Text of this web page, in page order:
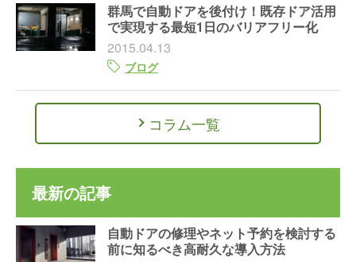
群馬で自動ドアを後付け！既存ドア活用
で実現する最短1日のバリアフリー化
2015.04.13
ブログ
コラム一覧
最新の記事
自動ドアの修理やネット予約を検討する
前に知るべき高耐久な導入方法